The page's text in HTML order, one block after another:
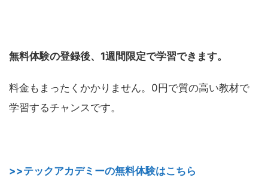
無料体験の登録後、1週間限定で学習できます。
料金もまったくかかりません。0円で質の高い教材で
学習するチャンスです。
>>テックアカデミーの無料体験はこちら